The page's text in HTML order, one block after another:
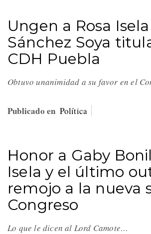
Ungen a Rosa Isela
Sánchez Soya
CDH Puebla
Obtuvo unanimidad a su favor en el
Publicado en Política
Honor a Gaby
Isela y el último
remojo a la nueva
Congreso
Lo que le dicen al Lord Camote…